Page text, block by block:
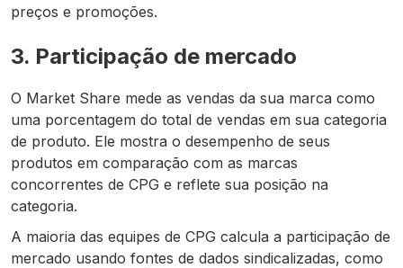
preços e promoções.
3. Participação de mercado
O Market Share mede as vendas da sua marca como
uma porcentagem do total de vendas em sua categoria
de produto. Ele mostra o desempenho de seus
produtos em comparação com as marcas
concorrentes de CPG e reflete sua posição na
categoria.
A maioria das equipes de CPG calcula a participação de
mercado usando fontes de dados sindicalizadas, como